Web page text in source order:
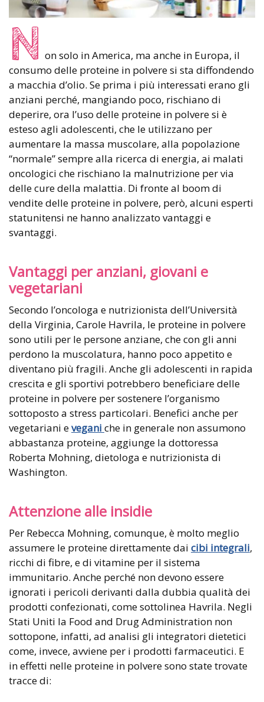
N on solo in America, ma anche in Europa, il
consumo delle proteine in polvere si sta diffondendo
a macchia d’olio. Se prima i più interessati erano gli
anziani perché, mangiando poco, rischiano di
deperire, ora l’uso delle proteine in polvere si è
esteso agli adolescenti, che le utilizzano per
aumentare la massa muscolare, alla popolazione
“normale” sempre alla ricerca di energia, ai malati
oncologici che rischiano la malnutrizione per via
delle cure della malattia. Di fronte al boom di
vendite delle proteine in polvere, però, alcuni esperti
statunitensi ne hanno analizzato vantaggi e
svantaggi.
Vantaggi per anziani, giovani e
vegetariani
Secondo l’oncologa e nutrizionista dell’Università
della Virginia, Carole Havrila, le proteine in polvere
sono utili per le persone anziane, che con gli anni
perdono la muscolatura, hanno poco appetito e
diventano più fragili. Anche gli adolescenti in rapida
crescita e gli sportivi potrebbero beneficiare delle
proteine in polvere per sostenere l’organismo
sottoposto a stress particolari. Benefici anche per
vegetariani evegani che in generale non assumono
abbastanza proteine, aggiunge la dottoressa
Roberta Mohning, dietologa e nutrizionista di
Washington.
Attenzione alle insidie
Per Rebecca Mohning, comunque, è molto meglio
assumere le proteine direttamente dai cibi integrali,
ricchi di fibre, e di vitamine per il sistema
immunitario. Anche perché non devono essere
ignorati i pericoli derivanti dalla dubbia qualità dei
prodotti confezionati, come sottolinea Havrila. Negli
Stati Uniti la Food and Drug Administration non
sottopone, infatti, ad analisi gli integratori dietetici
come, invece, avviene per i prodotti farmaceutici. E
in effetti nelle proteine in polvere sono state trovate
tracce di: